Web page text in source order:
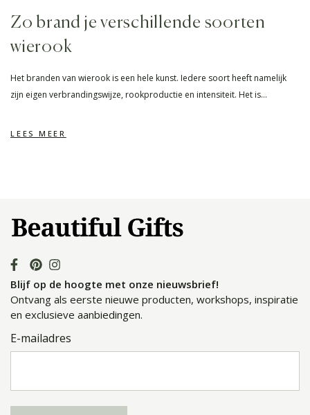
Zo brand je verschillende soorten
wierook
Het branden van wierook is een hele kunst. Iedere soort heeft namelijk
zijn eigen verbrandingswijze, rookproductie en intensiteit. Het is…
LEES MEER
Blijf op de hoogte met onze nieuwsbrief!
Ontvang als eerste nieuwe producten, workshops, inspiratie
en exclusieve aanbiedingen.
E-mailadres